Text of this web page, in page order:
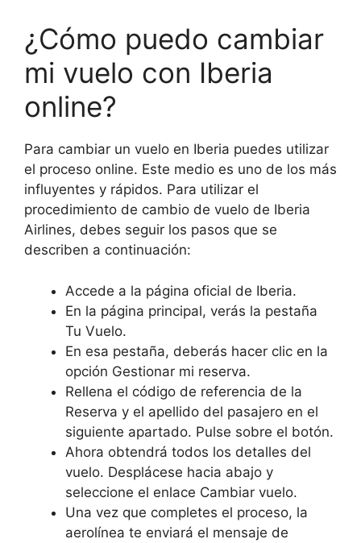
¿Cómo puedo cambiar
mi vuelo con Iberia
online?
Para cambiar un vuelo en Iberia puedes utilizar
el proceso online. Este medio es uno de los más
influyentes y rápidos. Para utilizar el
procedimiento de cambio de vuelo de Iberia
Airlines, debes seguir los pasos que se
describen a continuación:
Accede a la página oficial de Iberia.
En la página principal, verás la pestaña
Tu Vuelo.
En esa pestaña, deberás hacer clic en la
opción Gestionar mi reserva.
Rellena el código de referencia de la
Reserva y el apellido del pasajero en el
siguiente apartado. Pulse sobre el botón.
Ahora obtendrá todos los detalles del
vuelo. Desplácese hacia abajo y
seleccione el enlace Cambiar vuelo.
Una vez que completes el proceso, la
aerolínea te enviará el mensaje de